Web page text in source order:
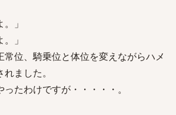
」
」
常位、騎乗位と体位を変えながらハメ
ました。
たわけですが・・・・・。